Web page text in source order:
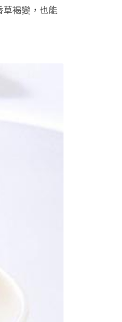
草褐變，也能